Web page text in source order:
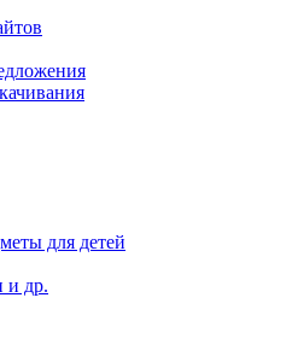
для детей
и др.